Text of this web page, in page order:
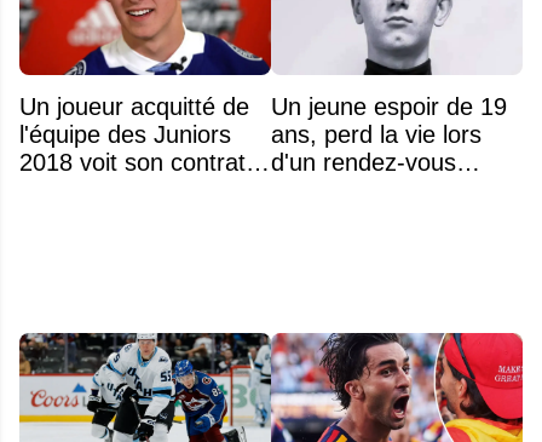
Un joueur acquitté de
l'équipe des Juniors
2018 voit son contrat
Un jeune espoir de 19
ans, perd la vie lors
d'un rendez-vous